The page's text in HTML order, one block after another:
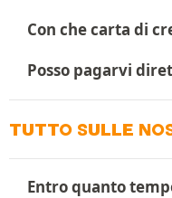
Con che carta di
Posso pagarvi
TUTTO SULLE
Entro quanto